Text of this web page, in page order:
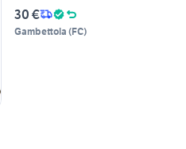
30 €
Gambettola (FC)